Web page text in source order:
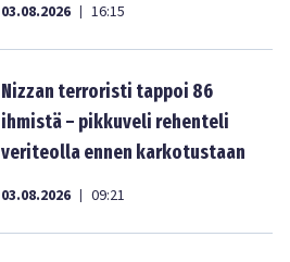
03.08.2026 | 16:15
Nizzan terroristi tappoi 86
ihmistä – pikkuveli rehenteli
veriteolla ennen karkotustaan
03.08.2026 | 09:21